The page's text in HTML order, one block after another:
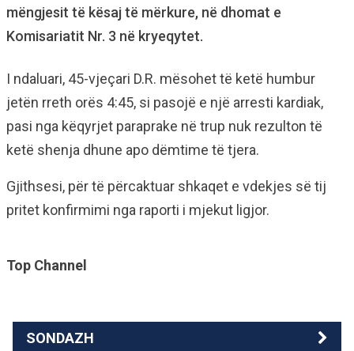
mëngjesit të kësaj të mërkure, në dhomat e
Komisariatit Nr. 3 në kryeqytet.
I ndaluari, 45-vjeçari D.R. mësohet të ketë humbur
jetën rreth orës 4:45, si pasojë e një arresti kardiak,
pasi nga këqyrjet paraprake në trup nuk rezulton të
ketë shenja dhune apo dëmtime të tjera.
Gjithsesi, për të përcaktuar shkaqet e vdekjes së tij
pritet konfirmimi nga raporti i mjekut ligjor.
Top Channel
SONDAZH